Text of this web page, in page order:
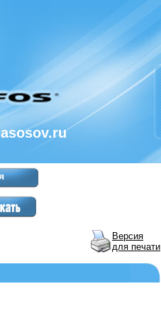
Версия
для печати